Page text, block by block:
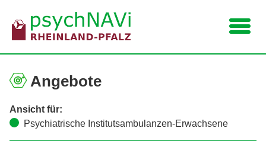
Navigation
Angebote
Ansicht für:
Psychiatrische Institutsambulanzen-Erwachsene